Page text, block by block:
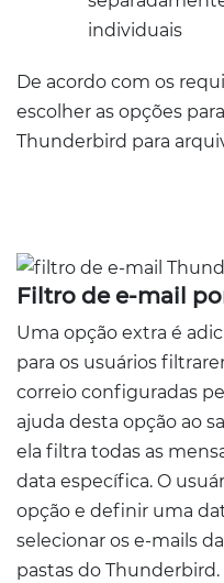
individuais
De acordo com os
escolher as opções
Thunderbird para
Filtro de e-mail
Uma opção extra é
para os usuários
correio configuradas
ajuda desta opção ao
ela filtra todas as
data específica. O
opção e definir uma
selecionar os e-mails
pastas do